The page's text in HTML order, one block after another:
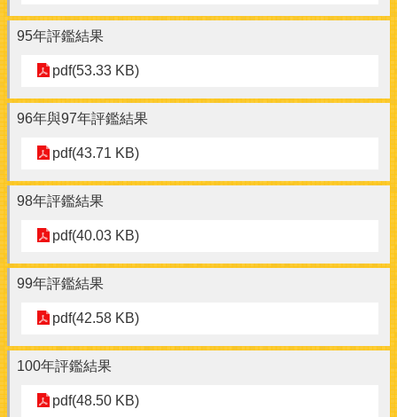
95年評鑑結果
pdf(53.33 KB)
96年與97年評鑑結果
pdf(43.71 KB)
98年評鑑結果
pdf(40.03 KB)
99年評鑑結果
pdf(42.58 KB)
100年評鑑結果
pdf(48.50 KB)